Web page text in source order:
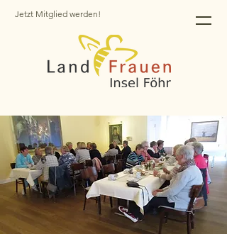
Jetzt Mitglied werden!